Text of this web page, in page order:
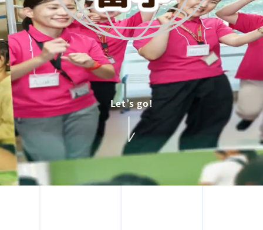
Let’s go!